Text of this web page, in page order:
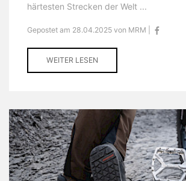
härtesten Strecken der Welt ...
Gepostet am 28.04.2025 von MRM |
WEITER LESEN